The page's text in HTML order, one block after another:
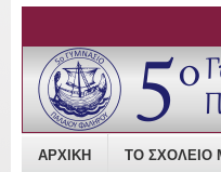
Open Source
ΑΡΧΙΚΉ ΤΟ ΣΧΟΛΕΊΟ